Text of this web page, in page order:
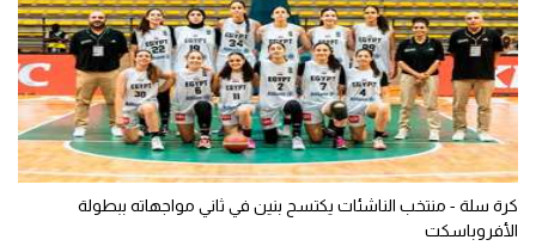
كرة سلة - منتخب الناشئات يكتسح بنين في ثاني مواجهاته ببطولة
الأفروباسكت